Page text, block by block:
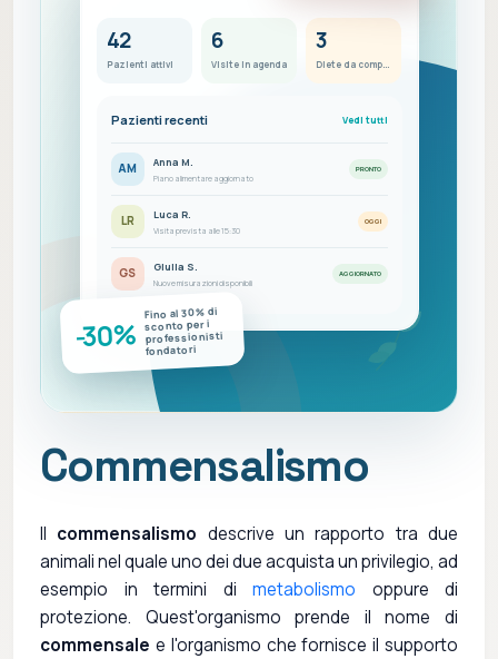
42
Pazienti attivi
6
Visite in agenda
3
Pazienti recenti Vedi tutti
AM Anna M.
Piano alimentare aggiornato
PRONTO
LR Luca R.
Visita prevista alle 15:30
OGGI
GS Giulia S.
Nuove misurazioni disponibili
AGGIORNATO
-30%
Fino al 30% di
sconto per i
professionisti
fondatori
Commensalismo
Il commensalismo descrive un rapporto tra due
animali nel quale uno dei due acquista un privilegio, ad
esempio in termini di metabolismo oppure di
protezione. Quest'organismo prende il nome di
commensale e l'organismo che fornisce il supporto